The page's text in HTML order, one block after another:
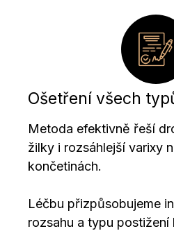
Ošetření všech
Metoda efektivně řeší
žilky i rozsáhlejší varixy
končetinách.
Léčbu přizpůsobujeme
rozsahu a typu postižení